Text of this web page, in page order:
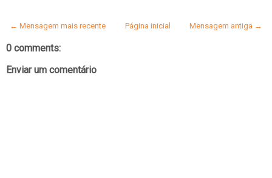
← Mensagem mais recente Mensagem antiga →
Página inicial
0 comments:
Enviar um comentário